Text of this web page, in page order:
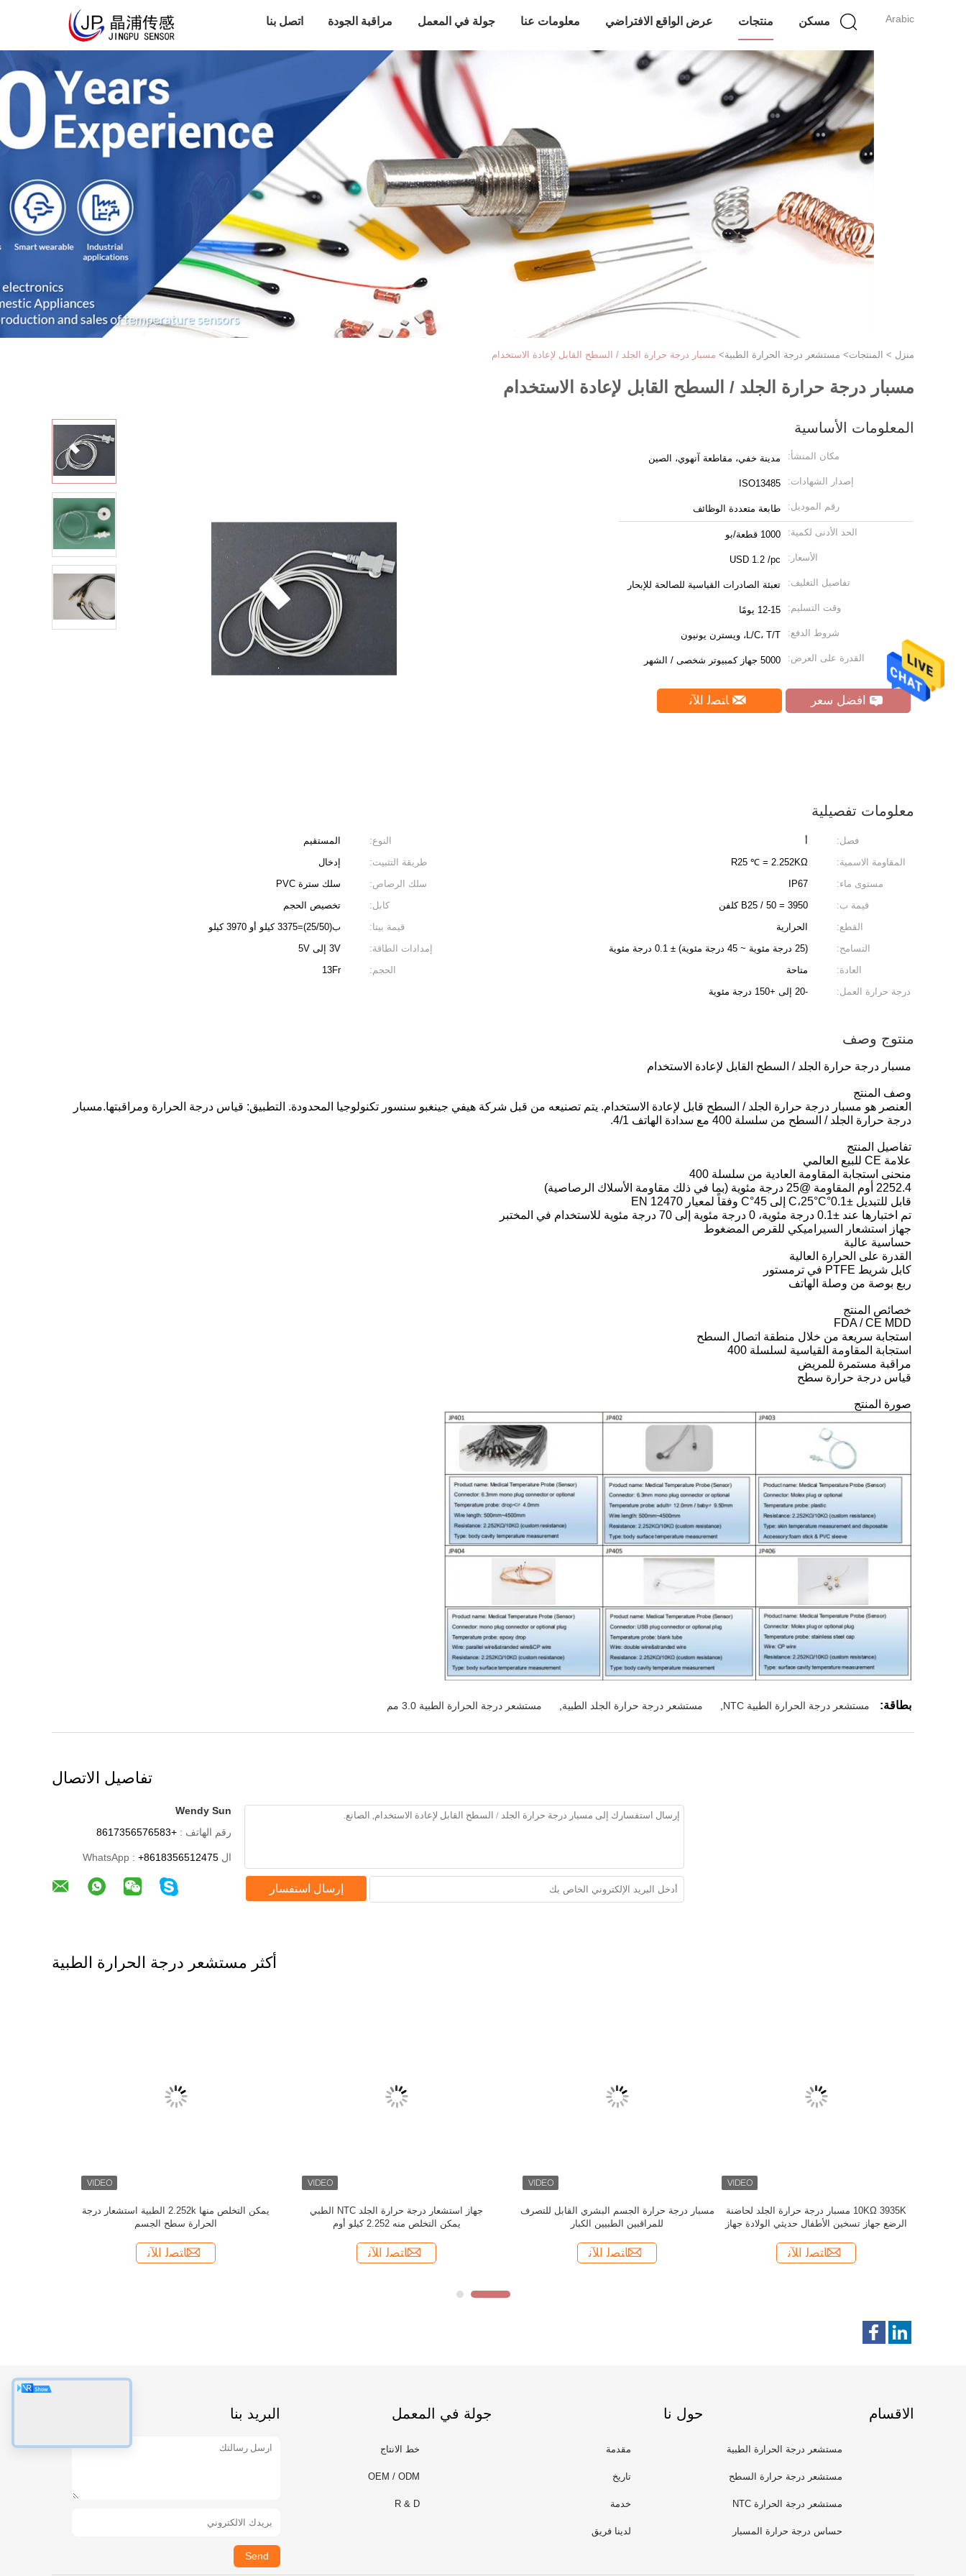
Arabic مسكن منتجات عرض الواقع الافتراضي معلومات عنا جولة في المعمل مراقبة الجودة اتصل بنا
منزل > المنتجات> مستشعر درجة الحرارة الطبية> مسبار درجة حرارة الجلد / السطح القابل لإعادة الاستخدام
مسبار درجة حرارة الجلد / السطح القابل لإعادة الاستخدام
المعلومات الأساسية
مكان المنشأ: مدينة خفي، مقاطعة آنهوي، الصين
إصدار الشهادات: ISO13485
رقم الموديل: طابعة متعددة الوظائف
الحد الأدنى لكمية: 1000 قطعة/بو
الأسعار: USD 1.2 /pc
تفاصيل التغليف: تعبئة الصادرات القياسية للصالحة للإبحار
وقت التسليم: 12-15 يومًا
شروط الدفع: L/C، T/T، ويسترن يونيون
القدرة على العرض: 5000 جهاز كمبيوتر شخصى / الشهر
افضل سعر ﺎﺘﺼﻟ ﺍﻶﻧ
معلومات تفصيلية
فصل: أ النوع:
المستقيم
المقاومة الاسمية:
R25 ℃ = 2.252KΩ طريقة التثبيت:
إدخال
مستوى ماء:
IP67 سلك الرصاص:
سلك سترة PVC
قيمة ب:
B25 / 50 = 3950 كلفن كابل:
تخصيص الحجم
القطع:
الحرارية قيمة بيتا:
ب(25/50)=3375 كيلو أو 3970 كيلو
التسامح:
(25 درجة مئوية ~ 45 درجة مئوية) ± 0.1 درجة مئوية إمدادات الطاقة:
3V إلى 5V
العادة:
متاحة الحجم:
13Fr
درجة حرارة العمل:
-20 إلى +150 درجة مئوية
منتوج وصف
مسبار درجة حرارة الجلد / السطح القابل لإعادة الاستخدام
وصف المنتج
العنصر هو مسبار درجة حرارة الجلد / السطح قابل لإعادة الاستخدام. يتم تصنيعه من قبل شركة هيفي جينغبو سنسور تكنولوجيا المحدودة. التطبيق: قياس درجة الحرارة ومراقبتها.مسبار
درجة حرارة الجلد / السطح من سلسلة 400 مع سدادة الهاتف 4/1.
تفاصيل المنتج
علامة CE للبيع العالمي
منحنى استجابة المقاومة العادية من سلسلة 400
2252.4 أوم المقاومة @25 درجة مئوية (بما في ذلك مقاومة الأسلاك الرصاصية)
قابل للتبديل ±0.1°C،25°C إلى 45°C وفقاً لمعيار EN 12470
تم اختبارها عند ±0.1 درجة مئوية، 0 درجة مئوية إلى 70 درجة مئوية للاستخدام في المختبر
جهاز استشعار السيراميكي للقرص المضغوط
حساسية عالية
القدرة على الحرارة العالية
كابل شريط PTFE في ترمستور
ربع بوصة من وصلة الهاتف
خصائص المنتج
FDA / CE MDD
استجابة سريعة من خلال منطقة اتصال السطح
استجابة المقاومة القياسية لسلسلة 400
مراقبة مستمرة للمريض
قياس درجة حرارة سطح
صورة المنتج
بطاقة: مستشعر درجة الحرارة الطبية NTC مستشعر درجة حرارة الجلد الطبية مستشعر درجة الحرارة الطبية 3.0 مم
تفاصيل الاتصال
Wendy Sun
رقم الهاتف : +8617356576583
ال WhatsApp : +8618356512475
إرسال استفسار
أكثر مستشعر درجة الحرارة الطبية
الاقسام
مستشعر درجة الحرارة الطبية
مستشعر درجة حرارة السطح
مستشعر درجة الحرارة NTC
حساس درجة حرارة المسبار
حول نا
مقدمة
تاريخ
خدمة
لدينا فريق
جولة في المعمل
خط الانتاج
OEM / ODM
R & D
البريد بنا
Send